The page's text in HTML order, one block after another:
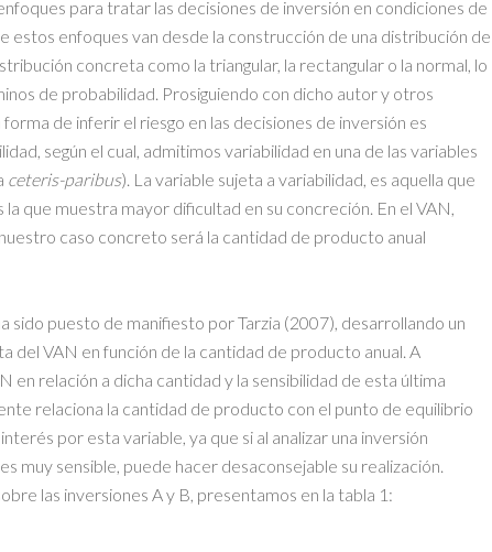
para tratar las decisiones de inversión en condiciones de
estos enfoques van desde la construcción de una distribución de
concreta como la triangular, la rectangular o la normal, lo
de probabilidad. Prosiguiendo con dicho autor y otros
de inferir el riesgo en las decisiones de inversión es
según el cual, admitimos variabilidad en una de las variables
ceteris-paribus). La variable sujeta a variabilidad, es aquella que
que muestra mayor dificultad en su concreción. En el VAN,
caso concreto será la cantidad de producto anual
sido puesto de manifiesto por Tarzia (2007), desarrollando un
del VAN en función de la cantidad de producto anual. A
en relación a dicha cantidad y la sensibilidad de esta última
relaciona la cantidad de producto con el punto de equilibrio
por esta variable, ya que si al analizar una inversión
muy sensible, puede hacer desaconsejable su realización.
las inversiones A y B, presentamos en la tabla 1: